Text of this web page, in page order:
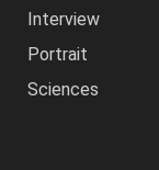
Interview
Portrait
Sciences